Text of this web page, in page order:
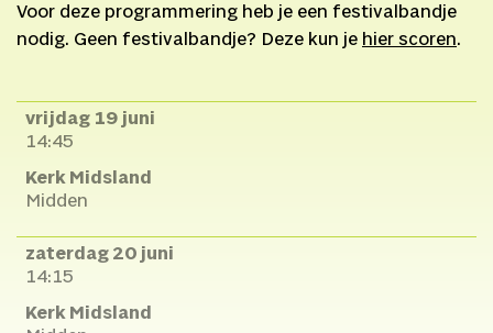
Voor deze programmering heb je een festivalbandje
nodig. Geen festivalbandje? Deze kun je hier scoren.
vrijdag 19 juni
14:45
Kerk Midsland
Midden
zaterdag 20 juni
14:15
Kerk Midsland